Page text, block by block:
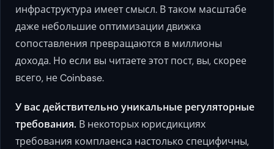
инфраструктура имеет смысл. В таком масштабе
даже небольшие оптимизации движка
сопоставления превращаются в миллионы
дохода. Но если вы читаете этот пост, вы, скорее
всего, не Coinbase.
У вас действительно уникальные регуляторные
требования. В некоторых юрисдикциях
требования комплаенса настолько специфичны,